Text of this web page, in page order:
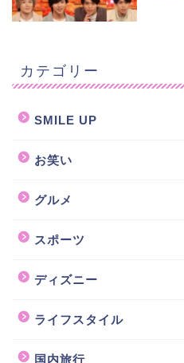
カテゴリー
SMILE UP
お笑い
グルメ
スポーツ
ディズニー
ライフスタイル
国内旅行